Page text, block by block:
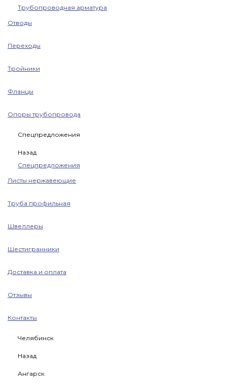
Трубопроводная арматура
Отводы
Переходы
Тройники
Фланцы
Опоры трубопровода
Спецпредложения
Назад
Спецпредложения
Листы нержавеющие
Труба профильная
Швеллеры
Шестигранники
Доставка и оплата
Отзывы
Контакты
Челябинск
Назад
Ангарск